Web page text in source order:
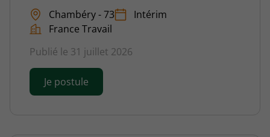
Chambéry - 73
Intérim
France Travail
Publié le 31 juillet 2026
Je postule